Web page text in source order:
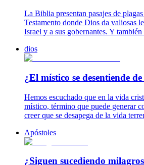
La Biblia presentan pasajes de
Testamento donde Dios da valiosas
Israel y a sus gobernantes. Y también
dios
¿El místico se desentiende
Hemos escuchado que en la vida
místico, término que puede generar
creer que se desapega de la vida
Apóstoles
¿Siguen sucediendo